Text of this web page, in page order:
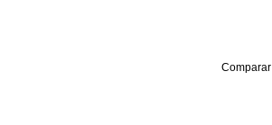
Comparar